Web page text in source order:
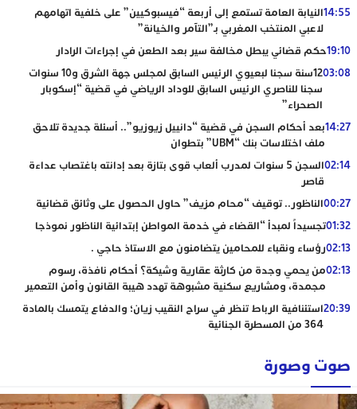
14:55النيابة العامة تستمع إلى أربعة “فيسبوكيين” على خلفية اتهامهم
لاعبي المنتخب المغربي بـ”التآمر والخيانة”
19:10حكم قضائي يبطل مخالفة سير بعد الطعن في إجراءات الرادار
03:08
12سنة سجنا لبعيوي الرئيس السابق لمجلس جهة الشرق و10 سنوات
سجنا للناصري الرئيس السابق للوداد الرياضي في قضية “إسكوبار
الصحراء”
14:27بعد أحكام السجن في قضية “دانييل زيوزيو”.. أسئلة جديدة تلاحق
ملف اختلاسات بنك “UBM” بتطوان
02:14
السجن 5 سنوات لمدرب ألعاب قوى بتازة بعد إدانته باغتصاب عداءة
قاصر
00:27الناظور.. توقيف “محام مزيف” حاول الحصول على وثائق قضائية
01:32تجسيداً لمبدأ “القضاء في خدمة المواطن إبتدائية الناظور نموذجا
02:13رؤساء ونقباء للمحامين يتضامنون مع الاستاذ حاجي .
02:13من يحمي وجدة من كارثة عقارية وشيكة؟ أحكام نافذة، رسوم
مجمدة، ومشاريع سكنية مشبوهة تهدد هيبة القانون وأمن التعمير
20:39استئنافية الرباط تنظر في سراح النقيب زيان؛ والدفاع يتمسك بالمادة
364 من المسطرة الجنائية
صوت وصورة